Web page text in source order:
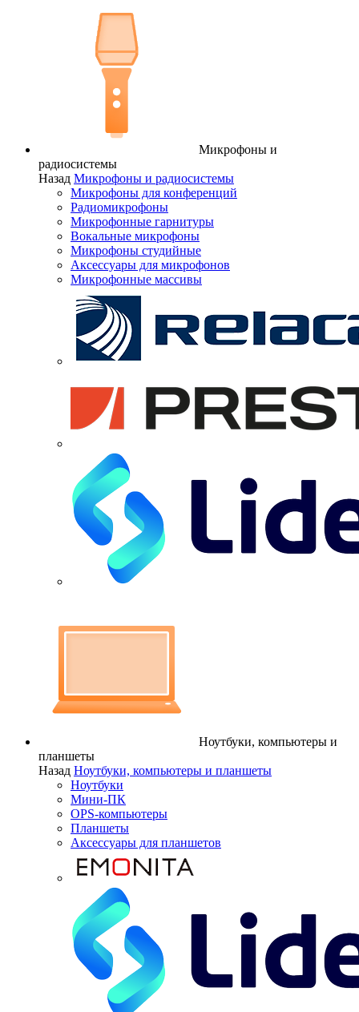
Микрофоны и
радиосистемы
Назад Микрофоны и радиосистемы
Микрофоны для конференций
Радиомикрофоны
Микрофонные гарнитуры
Вокальные микрофоны
Микрофоны студийные
Аксессуары для микрофонов
Микрофонные массивы
Ноутбуки, компьютеры и
планшеты
Назад Ноутбуки, компьютеры и планшеты
Ноутбуки
Мини-ПК
OPS-компьютеры
Планшеты
Аксессуары для планшетов